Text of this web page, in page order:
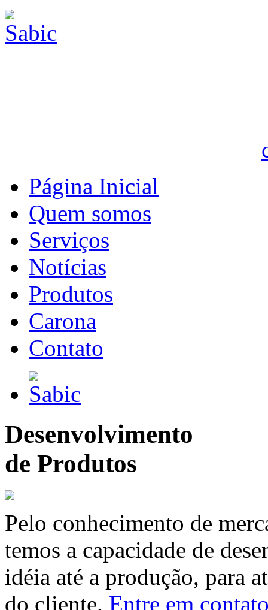
Página Inicial
Quem somos
Serviços
Notícias
Produtos
Carona
Contato
Desenvolvimento
de Produtos
Pelo conhecimento de
temos a capacidade de
idéia até a produção, para
do cliente. Entre em